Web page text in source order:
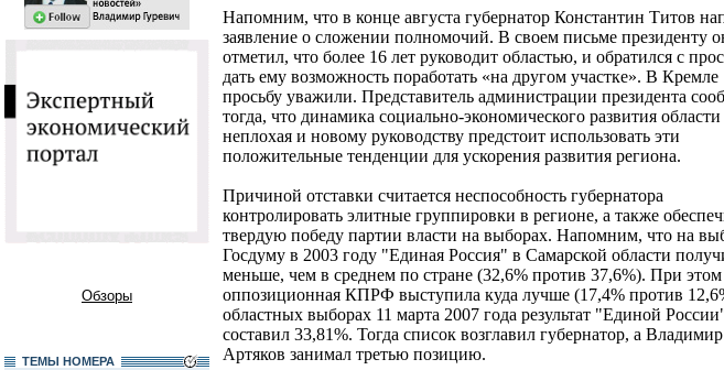
Обзоры
ТЕМЫ НОМЕРА
Напомним, что в конце августа губернатор Константин Титов
заявление о сложении полномочий. В своем письме президенту
отметил, что более 16 лет руководит областью, и обратился с
дать ему возможность поработать «на другом участке». В Кремле
просьбу уважили. Представитель администрации президента
тогда, что динамика социально-экономического развития области
неплохая и новому руководству предстоит использовать эти
положительные тенденции для ускорения развития региона.
Причиной отставки считается неспособность губернатора
контролировать элитные группировки в регионе, а также
твердую победу партии власти на выборах. Напомним, что на
Госдуму в 2003 году "Единая Россия" в Самарской области
меньше, чем в среднем по стране (32,6% против 37,6%). При этом
оппозиционная КПРФ выступила куда лучше (17,4% против
областных выборах 11 марта 2007 года результат "Единой
составил 33,81%. Тогда список возглавил губернатор, а Владимир
Артяков занимал третью позицию.